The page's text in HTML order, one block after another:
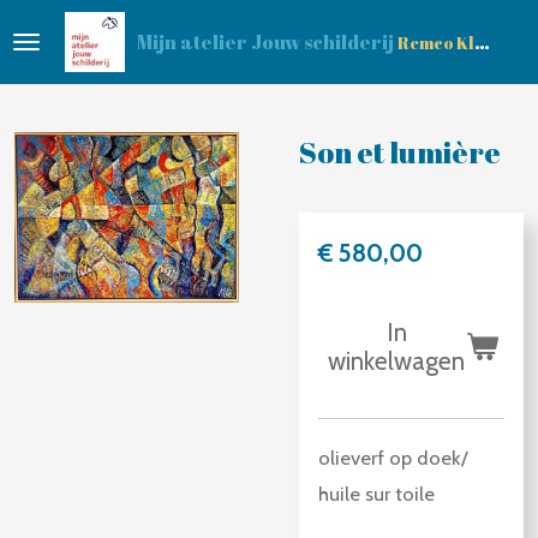
Ga
de
hoofdinhoud
Mijn atelier Jouw schilderij Remco Klop
Son et lumière
€ 580,00
In
winkelwagen
olieverf op doek/
huile sur toile